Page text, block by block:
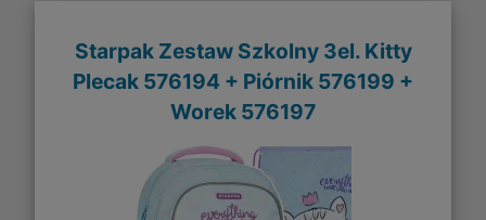
Starpak Zestaw Szkolny 3el. Kitty
Plecak 576194 + Piórnik 576199 +
Worek 576197